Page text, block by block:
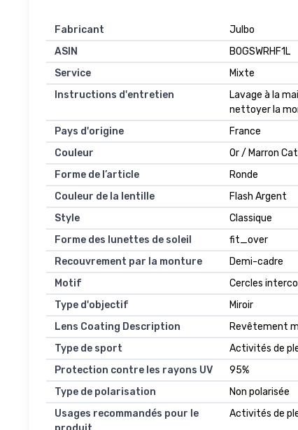
Fabricant
Julbo
ASIN
B0GSWRHF1L
Service
Mixte
Instructions d'entretien
Lavage à la
nettoyer la
Pays d'origine
France
Couleur
Or / Marron
Forme de l’article
Ronde
Couleur de la lentille
Flash Argent
Style
Classique
Forme des lunettes de soleil
fit_over
Recouvrement par la monture
Demi-cadre
Motif
Cercles
Type d'objectif
Miroir
Lens Coating Description
Revêtement
Type de sport
Activités de
Protection contre les rayons UV
95%
Type de polarisation
Non polarisée
Usages recommandés pour le
Activités de